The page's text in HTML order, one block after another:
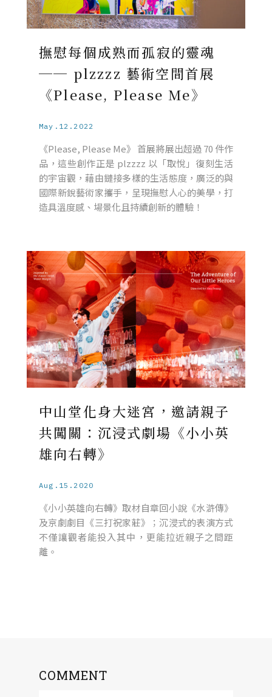
撫慰每個成熟而孤寂的靈魂
── plzzzz 藝術空間首展
《Please, Please Me》
May.12.2022
《Please, Please Me》 首展將展出超過 70 件作
品，這些創作正是 plzzzz 以「取悅」復刻生活
的宇宙觀，藉由鏈接多樣的生活態度，廣泛的與
國際新銳藝術家攜手，呈現撫慰人心的美學，打
造具溫度感、場景化且持續創新的體驗！
中山堂化身大迷宮，邀請親子
共闖關：沉浸式劇場《小小英
雄向右轉》
Aug.15.2020
《小小英雄向右轉》取材自章回小說《水滸傳》
及京劇劇目《三打祝家莊》；沉浸式的表演方式
不僅讓觀者能投入其中，更能拉近親子之間距
離。
COMMENT